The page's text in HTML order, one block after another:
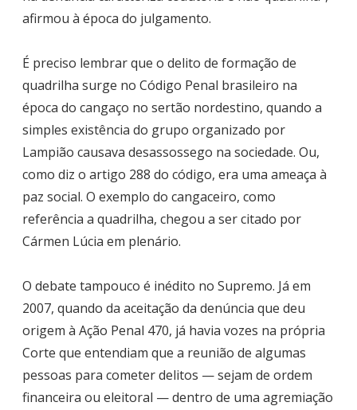
afirmou à época do julgamento.
É preciso lembrar que o delito de formação de
quadrilha surge no Código Penal brasileiro na
época do cangaço no sertão nordestino, quando a
simples existência do grupo organizado por
Lampião causava desassossego na sociedade. Ou,
como diz o artigo 288 do código, era uma ameaça à
paz social. O exemplo do cangaceiro, como
referência a quadrilha, chegou a ser citado por
Cármen Lúcia em plenário.
O debate tampouco é inédito no Supremo. Já em
2007, quando da aceitação da denúncia que deu
origem à Ação Penal 470, já havia vozes na própria
Corte que entendiam que a reunião de algumas
pessoas para cometer delitos — sejam de ordem
financeira ou eleitoral — dentro de uma agremiação